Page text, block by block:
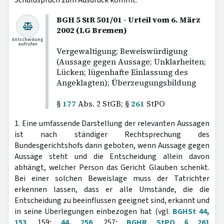
BGH 5 StR 501/01 - Urteil vom 6. März
2002 (LG Bremen)
Vergewaltigung; Beweiswürdigung
(Aussage gegen Aussage; Unklarheiten;
Lücken; lügenhafte Einlassung des
Angeklagten); Überzeugungsbildung
§ 177 Abs. 2 StGB; § 261 StPO
Entscheidung
aufrufen
1. Eine umfassende Darstellung der relevanten Aussagen
ist nach ständiger Rechtsprechung des
Bundesgerichtshofs dann geboten, wenn Aussage gegen
Aussage steht und die Entscheidung allein davon
abhängt, welcher Person das Gericht Glauben schenkt.
Bei einer solchen Beweislage muss der Tatrichter
erkennen lassen, dass er alle Umstände, die die
Entscheidung zu beeinflussen geeignet sind, erkannt und
in seine Überlegungen einbezogen hat (vgl. BGHSt 44,